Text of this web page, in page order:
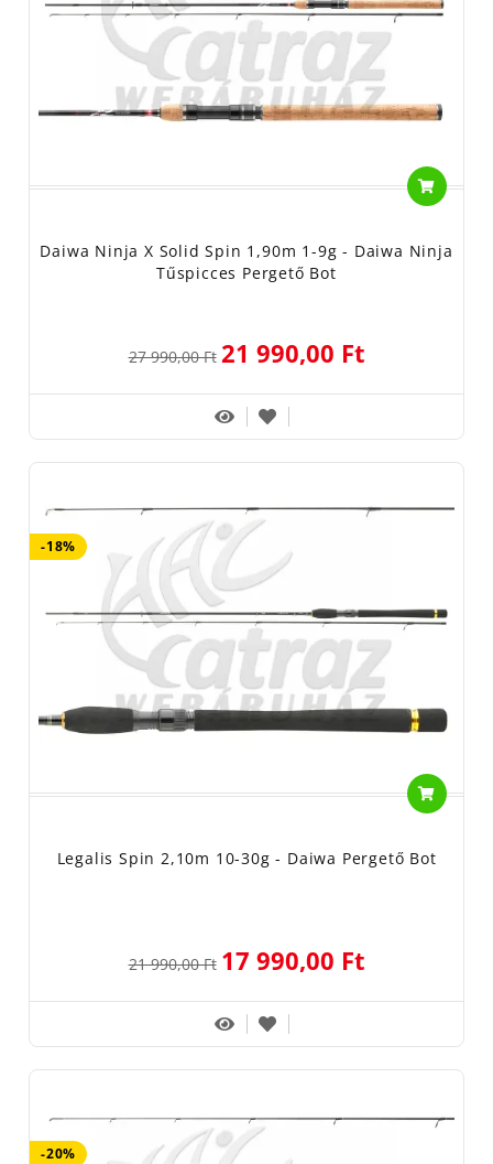
Daiwa Ninja X Solid Spin 1,90m 1-9g - Daiwa Ninja
Tűspicces Pergető Bot
27 990,00 Ft 21 990,00 Ft
-18%
Legalis Spin 2,10m 10-30g - Daiwa Pergető Bot
21 990,00 Ft 17 990,00 Ft
-20%